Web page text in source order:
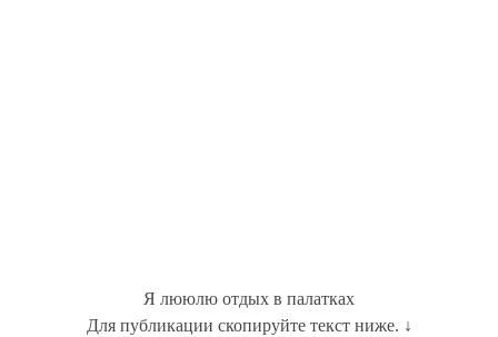
Я лююлю отдых в палатках
Для публикации скопируйте текст ниже. ↓